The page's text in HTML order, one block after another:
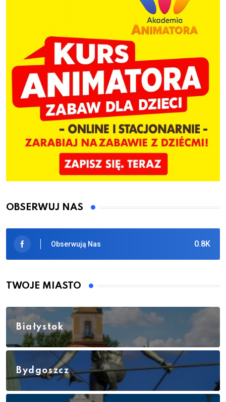
OBSERWUJ NAS
0.8K
Obserwują Nas
TWOJE MIASTO
Białystok
Bydgoszcz